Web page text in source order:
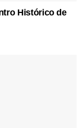
Histórico de